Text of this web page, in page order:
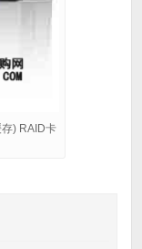
) RAID卡